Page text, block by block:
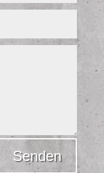
Senden